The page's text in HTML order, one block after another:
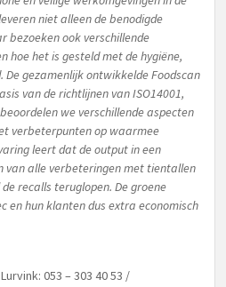
niet alleen de benodigde
bezoeken ook verschillende
hoe het is gesteld met de hygiëne,
gezamenlijk ontwikkelde Foodscan
van de richtlijnen van ISO14001,
beoordelen we verschillende aspecten
verbeterpunten op waarmee
leert dat de output in een
van alle verbeteringen met tientallen
recalls teruglopen. De groene
en hun klanten dus extra economisch
053 – 303 40 53 /